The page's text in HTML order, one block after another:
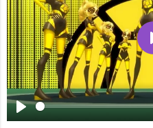
Воспроизвести